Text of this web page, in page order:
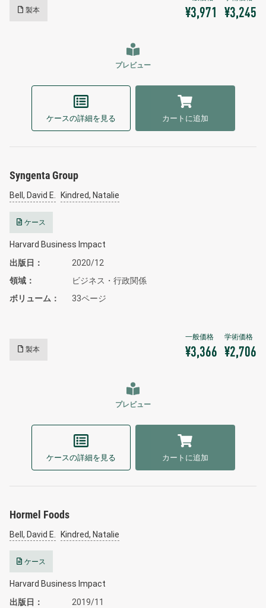
製本 ¥3,971 ¥3,245
プレビュー
ケースの詳細を見る カートに追加
Syngenta Group
Bell, David E. Kindred, Natalie
ケース
Harvard Business Impact
出版日
2020/12
領域
ビジネス・行政関係
ボリューム
33ページ
製本 ¥3,366 ¥2,706
プレビュー
ケースの詳細を見る カートに追加
Hormel Foods
Bell, David E. Kindred, Natalie
ケース
Harvard Business Impact
出版日
2019/11